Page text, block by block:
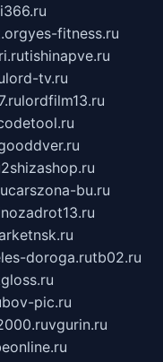
yes-fitness.ru
tishinapve.ru
lord-tv.ru
lordfilm13.ru
2shizashop.ru
carszona-bu.ru
doroga.rutb02.ru
pic.ru
vgurin.ru